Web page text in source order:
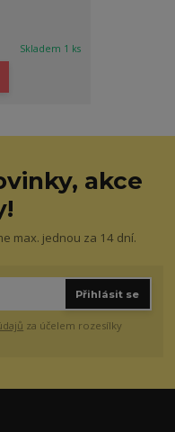
Skladem 1 ks
akce
max. jednou za 14 dní.
Přihlásit se
za účelem rozesílky